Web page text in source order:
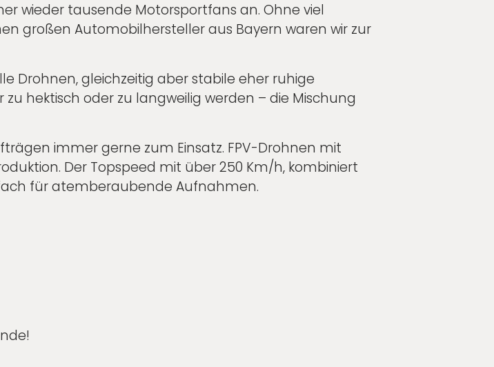
wieder tausende Motorsportfans an. Ohne viel
großen Automobilhersteller aus Bayern waren wir zur
Drohnen, gleichzeitig aber stabile eher ruhige
hektisch oder zu langweilig werden – die Mischung
immer gerne zum Einsatz. FPV-Drohnen mit
Der Topspeed mit über 250 Km/h, kombiniert
für atemberaubende Aufnahmen.